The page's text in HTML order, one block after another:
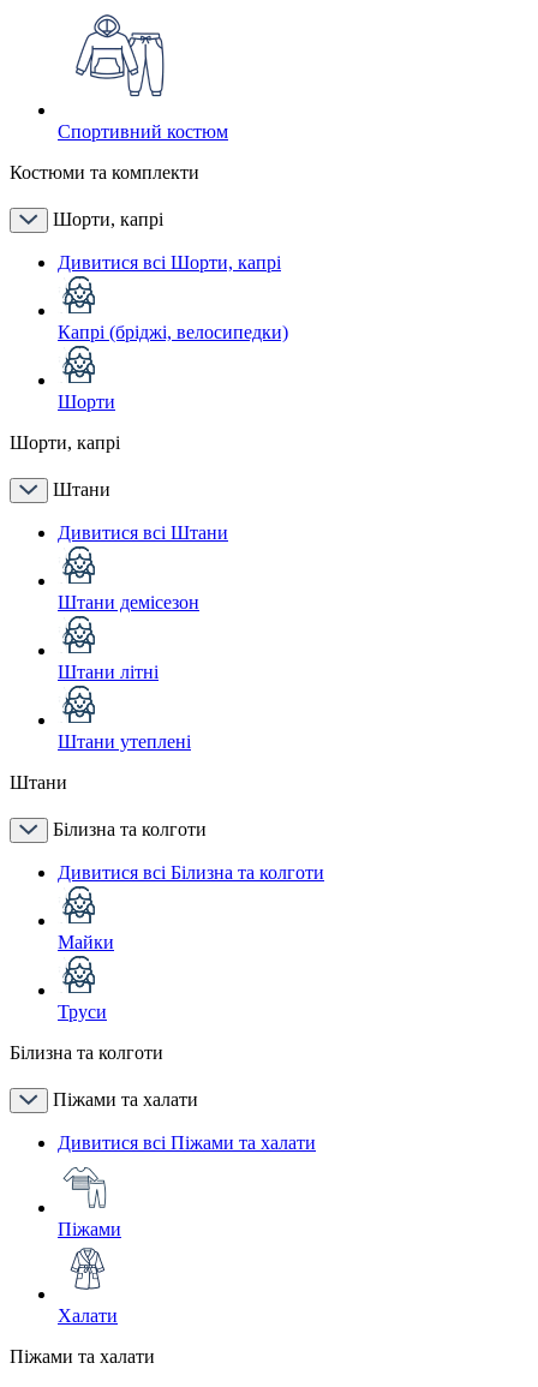
Спортивний костюм
Костюми та комплекти
Шорти, капрі
Дивитися всі Шорти, капрі
Капрі (бріджі, велосипедки)
Шорти
Шорти, капрі
Штани
Дивитися всі Штани
Штани демісезон
Штани літні
Штани утеплені
Штани
Білизна та колготи
Дивитися всі Білизна та колготи
Майки
Труси
Білизна та колготи
Піжами та халати
Дивитися всі Піжами та халати
Піжами
Халати
Піжами та халати